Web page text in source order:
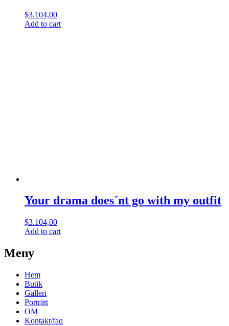
$3.104,00
Add to cart
Your drama does´nt go with my outfit
$3.104,00
Add to cart
Meny
Hem
Butik
Galleri
Porträtt
OM
Kontakt/faq